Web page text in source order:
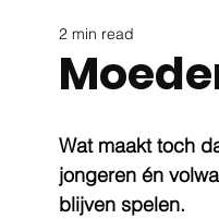
2 min read
Wat maakt toch
jongeren én
blijven spelen.